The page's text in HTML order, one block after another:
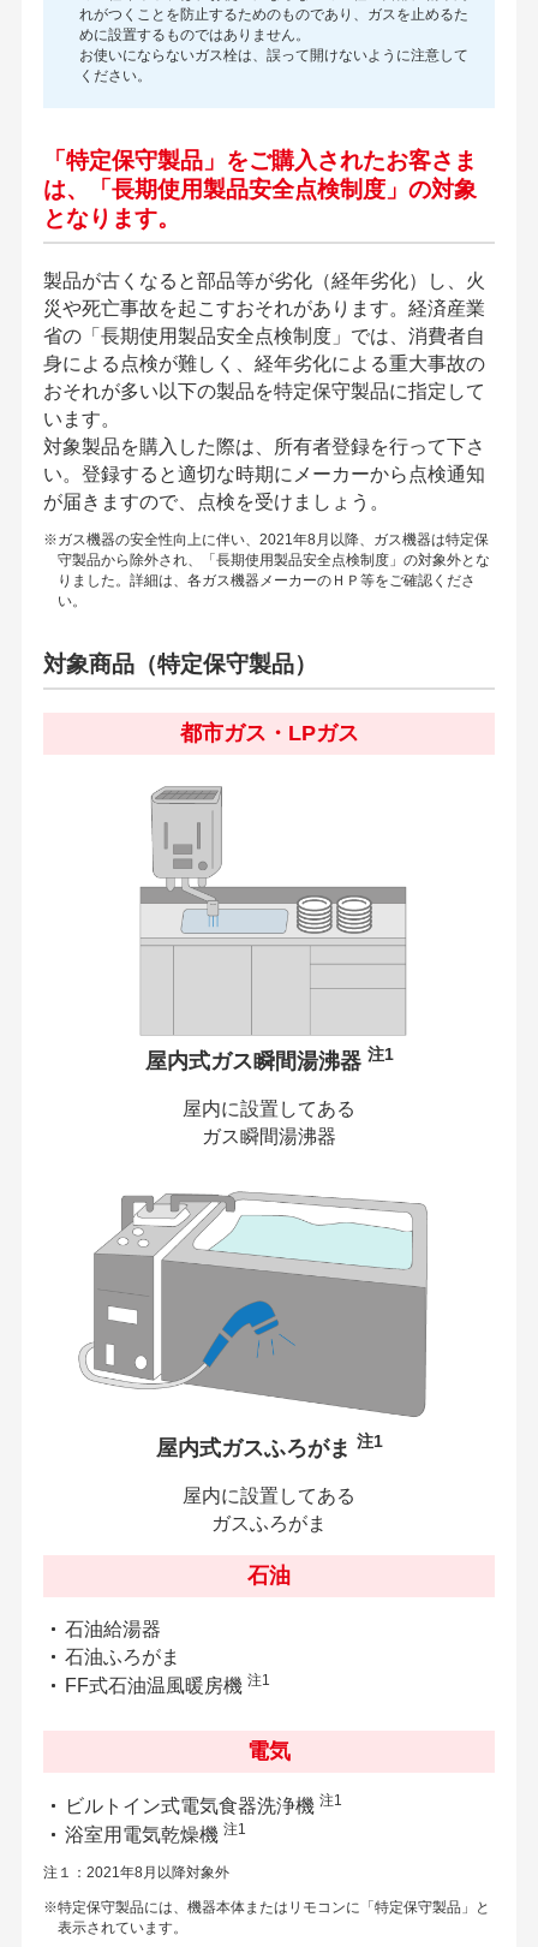
れがつくことを防止するためのものであり、ガスを止めるた
めに設置するものではありません。
お使いにならないガス栓は、誤って開けないように注意して
ください。
「特定保守製品」をご購入されたお客さま
は、
「長期使用製品安全点検制度」の対象
となります。
製品が古くなると部品等が劣化（経年劣化）し、火
災や死亡事故を起こすおそれがあります。経済産業
省の「長期使用製品安全点検制度」では、消費者自
身による点検が難しく、経年劣化による重大事故の
おそれが多い以下の製品を特定保守製品に指定して
います。
対象製品を購入した際は、所有者登録を行って下さ
い。登録すると適切な時期にメーカーから点検通知
が届きますので、点検を受けましょう。
※ガス機器の安全性向上に伴い、2021年8月以降、ガス機器は特定保
守製品から除外され、「長期使用製品安全点検制度」の対象外とな
りました。詳細は、各ガス機器メーカーのＨＰ等をご確認くださ
い。
対象商品（特定保守製品）
都市ガス・LPガス
屋内式ガス瞬間湯沸器 注1
屋内に設置してある
ガス瞬間湯沸器
屋内式ガスふろがま 注1
屋内に設置してある
ガスふろがま
石油
石油給湯器
石油ふろがま
FF式石油温風暖房機注1
電気
ビルトイン式電気食器洗浄機注1
浴室用電気乾燥機注1
注１：2021年8月以降対象外
※特定保守製品には、機器本体またはリモコンに「特定保守製品」と
表示されています。